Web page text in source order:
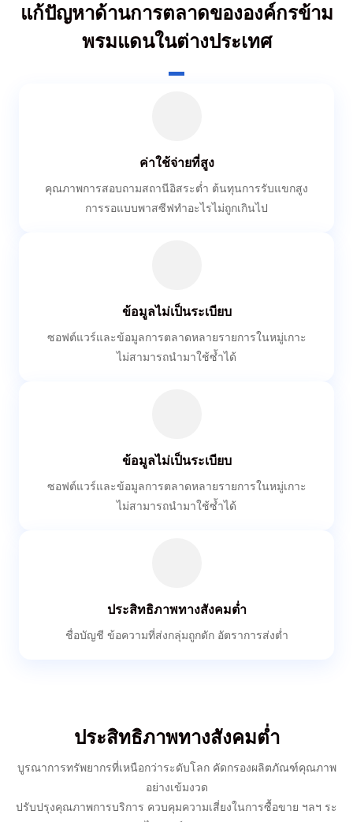
แก้ปัญหาด้านการตลาดขององค์กรข้าม
พรมแดนในต่างประเทศ
ค่าใช้จ่ายที่สูง
คุณภาพการสอบถามสถานีอิสระต่ำ ต้นทุนการรับแขกสูง
การรอแบบพาสซีฟทำอะไรไม่ถูกเกินไป
ข้อมูลไม่เป็นระเบียบ
ซอฟต์แวร์และข้อมูลการตลาดหลายรายการในหมู่เกาะ
ไม่สามารถนำมาใช้ซ้ำได้
ข้อมูลไม่เป็นระเบียบ
ซอฟต์แวร์และข้อมูลการตลาดหลายรายการในหมู่เกาะ
ไม่สามารถนำมาใช้ซ้ำได้
ประสิทธิภาพทางสังคมต่ำ
ชื่อบัญชี ข้อความที่ส่งกลุ่มถูกดัก อัตราการส่งต่ำ
ประสิทธิภาพทางสังคมต่ำ
บูรณาการทรัพยากรที่เหนือกว่าระดับโลก คัดกรองผลิตภัณฑ์คุณภาพ
อย่างเข้มงวด
ปรับปรุงคุณภาพการบริการ ควบคุมความเสี่ยงในการซื้อขาย ฯลฯ ระ